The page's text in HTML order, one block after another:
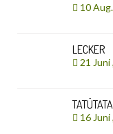
10
LECKER
21 Juni
16 Juni